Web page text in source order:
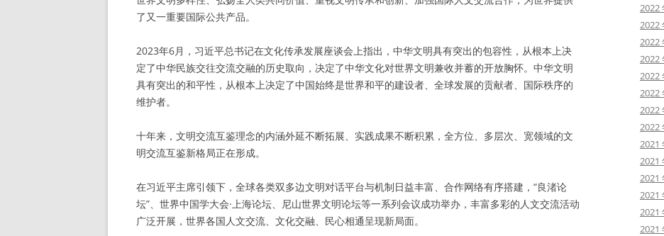
了又一重要国际公共产品。
2023年6月，习近平总书记在文化传承发展座谈会上指出，中华文明具有突出的包容性，从根本上决
定了中华民族交往交流交融的历史取向，决定了中华文化对世界文明兼收并蓄的开放胸怀。中华文明
具有突出的和平性，从根本上决定了中国始终是世界和平的建设者、全球发展的贡献者、国际秩序的
维护者。
十年来，文明交流互鉴理念的内涵外延不断拓展、实践成果不断积累，全方位、多层次、宽领域的文
明交流互鉴新格局正在形成。
在习近平主席引领下，全球各类双多边文明对话平台与机制日益丰富、合作网络有序搭建，“良渚论
坛”、世界中国学大会·上海论坛、尼山世界文明论坛等一系列会议成功举办，丰富多彩的人文交流活动
广泛开展，世界各国人文交流、文化交融、民心相通呈现新局面。
2022
2022
2022
2022
2022
2022
2022
2022
2021
2021
2021
2021
2021
2021